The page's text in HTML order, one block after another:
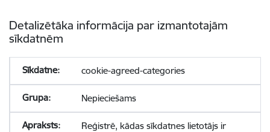
Detalizētāka informācija par izmantotajām
sīkdatnēm
cookie-agreed-categories
Nepieciešams
Reģistrē, kādas sīkdatnes lietotājs ir